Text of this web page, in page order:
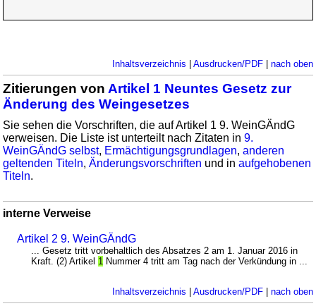
Inhaltsverzeichnis Ausdrucken/PDF| nach oben
Zitierungen von Artikel 1 Neuntes Gesetz zur
Änderung des Weingesetzes
Sie sehen die Vorschriften, die auf Artikel 1 9. WeinGÄndG
verweisen. Die Liste ist unterteilt nach Zitaten in9.
WeinGÄndG selbst, Ermächtigungsgrundlagen,anderen
geltenden Titeln,Änderungsvorschriften und inaufgehobenen
Titeln.
interne Verweise
Artikel 2 9. WeinGÄndG
... Gesetz tritt vorbehaltlich des Absatzes 2 am 1. Januar 2016 in
Kraft. (2) Artikel 1 Nummer 4 tritt am Tag nach der Verkündung in ...
Inhaltsverzeichnis Ausdrucken/PDF| nach oben